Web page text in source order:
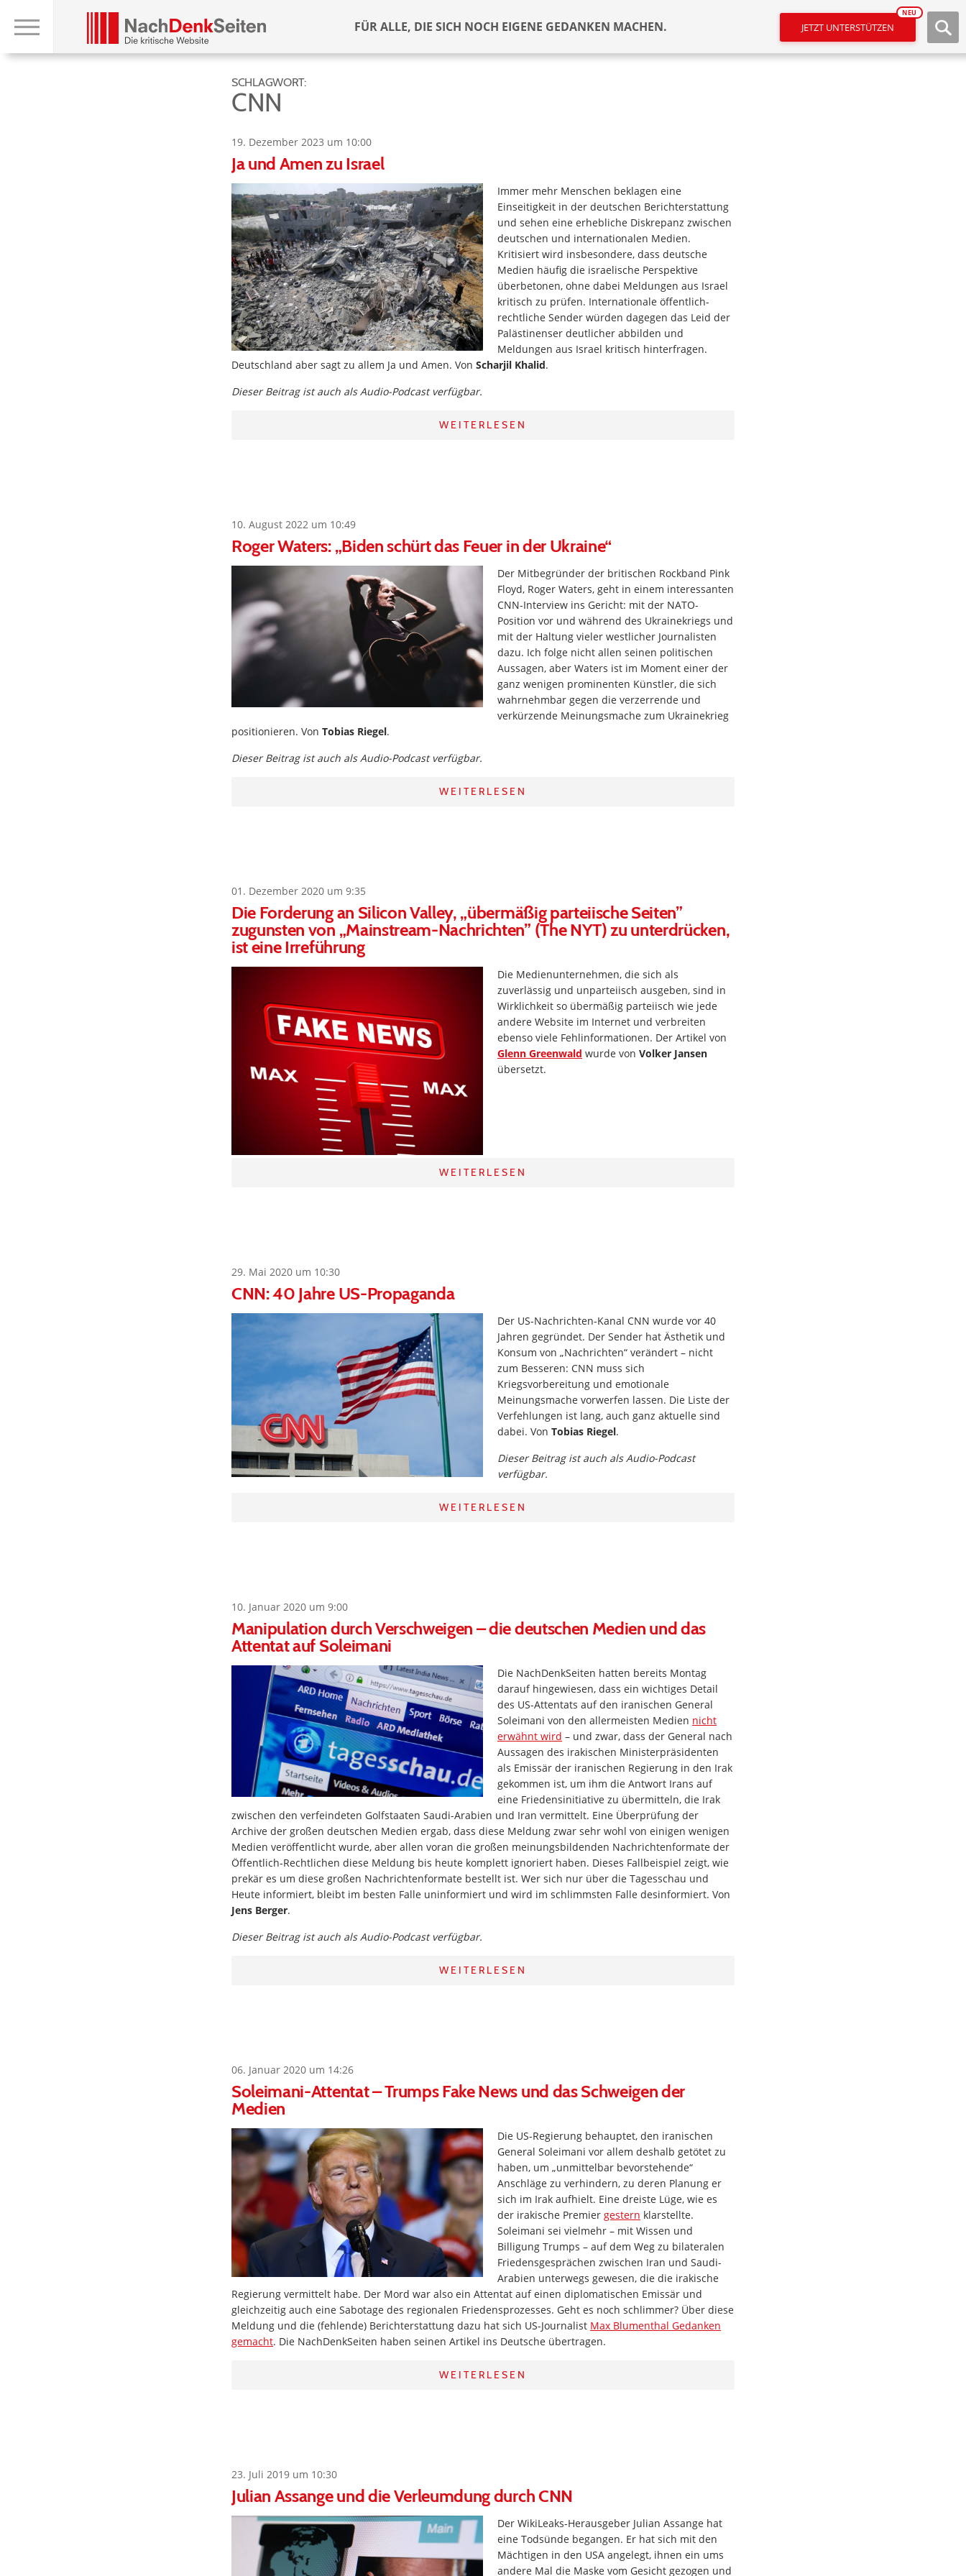
FÜR ALLE, DIE SICH NOCH EIGENE GEDANKEN MACHEN. JETZT UNTERSTÜTZEN
NEU
SCHLAGWORT:
CNN
19. Dezember 2023 um 10:00
Ja und Amen zu Israel
Immer mehr Menschen beklagen eine
Einseitigkeit in der deutschen Berichterstattung
und sehen eine erhebliche Diskrepanz zwischen
deutschen und internationalen Medien.
Kritisiert wird insbesondere, dass deutsche
Medien häufig die israelische Perspektive
überbetonen, ohne dabei Meldungen aus Israel
kritisch zu prüfen. Internationale öffentlich-
rechtliche Sender würden dagegen das Leid der
Palästinenser deutlicher abbilden und
Meldungen aus Israel kritisch hinterfragen.
Deutschland aber sagt zu allem Ja und Amen. Von Scharjil Khalid.
Dieser Beitrag ist auch als Audio-Podcast verfügbar.
WEITERLESEN
10. August 2022 um 10:49
Roger Waters: „Biden schürt das Feuer in der Ukraine“
Der Mitbegründer der britischen Rockband Pink
Floyd, Roger Waters, geht in einem interessanten
CNN-Interview ins Gericht: mit der NATO-
Position vor und während des Ukrainekriegs und
mit der Haltung vieler westlicher Journalisten
dazu. Ich folge nicht allen seinen politischen
Aussagen, aber Waters ist im Moment einer der
ganz wenigen prominenten Künstler, die sich
wahrnehmbar gegen die verzerrende und
verkürzende Meinungsmache zum Ukrainekrieg
positionieren. Von Tobias Riegel.
Dieser Beitrag ist auch als Audio-Podcast verfügbar.
WEITERLESEN
01. Dezember 2020 um 9:35
Die Forderung an Silicon Valley, „übermäßig parteiische Seiten”
zugunsten von „Mainstream-Nachrichten” (The NYT) zu unterdrücken,
ist eine Irreführung
Die Medienunternehmen, die sich als
zuverlässig und unparteiisch ausgeben, sind in
Wirklichkeit so übermäßig parteiisch wie jede
andere Website im Internet und verbreiten
ebenso viele Fehlinformationen. Der Artikel von
Glenn Greenwald wurde von Volker Jansen
übersetzt.
WEITERLESEN
29. Mai 2020 um 10:30
CNN: 40 Jahre US-Propaganda
Der US-Nachrichten-Kanal CNN wurde vor 40
Jahren gegründet. Der Sender hat Ästhetik und
Konsum von „Nachrichten“ verändert – nicht
zum Besseren: CNN muss sich
Kriegsvorbereitung und emotionale
Meinungsmache vorwerfen lassen. Die Liste der
Verfehlungen ist lang, auch ganz aktuelle sind
dabei. Von Tobias Riegel.
Dieser Beitrag ist auch als Audio-Podcast
verfügbar.
WEITERLESEN
10. Januar 2020 um 9:00
Manipulation durch Verschweigen – die deutschen Medien und das
Attentat auf Soleimani
Die NachDenkSeiten hatten bereits Montag
darauf hingewiesen, dass ein wichtiges Detail
des US-Attentats auf den iranischen General
Soleimani von den allermeisten Medien nicht
erwähnt wird – und zwar, dass der General nach
Aussagen des irakischen Ministerpräsidenten
als Emissär der iranischen Regierung in den Irak
gekommen ist, um ihm die Antwort Irans auf
eine Friedensinitiative zu übermitteln, die Irak
zwischen den verfeindeten Golfstaaten Saudi-Arabien und Iran vermittelt. Eine Überprüfung der
Archive der großen deutschen Medien ergab, dass diese Meldung zwar sehr wohl von einigen wenigen
Medien veröffentlicht wurde, aber allen voran die großen meinungsbildenden Nachrichtenformate der
Öffentlich-Rechtlichen diese Meldung bis heute komplett ignoriert haben. Dieses Fallbeispiel zeigt, wie
prekär es um diese großen Nachrichtenformate bestellt ist. Wer sich nur über die Tagesschau und
Heute informiert, bleibt im besten Falle uninformiert und wird im schlimmsten Falle desinformiert. Von
Jens Berger.
Dieser Beitrag ist auch als Audio-Podcast verfügbar.
WEITERLESEN
06. Januar 2020 um 14:26
Soleimani-Attentat – Trumps Fake News und das Schweigen der
Medien
Die US-Regierung behauptet, den iranischen
General Soleimani vor allem deshalb getötet zu
haben, um „unmittelbar bevorstehende“
Anschläge zu verhindern, zu deren Planung er
sich im Irak aufhielt. Eine dreiste Lüge, wie es
der irakische Premier gestern klarstellte.
Soleimani sei vielmehr – mit Wissen und
Billigung Trumps – auf dem Weg zu bilateralen
Friedensgesprächen zwischen Iran und Saudi-
Arabien unterwegs gewesen, die die irakische
Regierung vermittelt habe. Der Mord war also ein Attentat auf einen diplomatischen Emissär und
gleichzeitig auch eine Sabotage des regionalen Friedensprozesses. Geht es noch schlimmer? Über diese
Meldung und die (fehlende) Berichterstattung dazu hat sich US-Journalist Max Blumenthal Gedanken
gemacht. Die NachDenkSeiten haben seinen Artikel ins Deutsche übertragen.
WEITERLESEN
23. Juli 2019 um 10:30
Julian Assange und die Verleumdung durch CNN
Der WikiLeaks-Herausgeber Julian Assange hat
eine Todsünde begangen. Er hat sich mit den
Mächtigen in den USA angelegt, ihnen ein ums
andere Mal die Maske vom Gesicht gezogen und